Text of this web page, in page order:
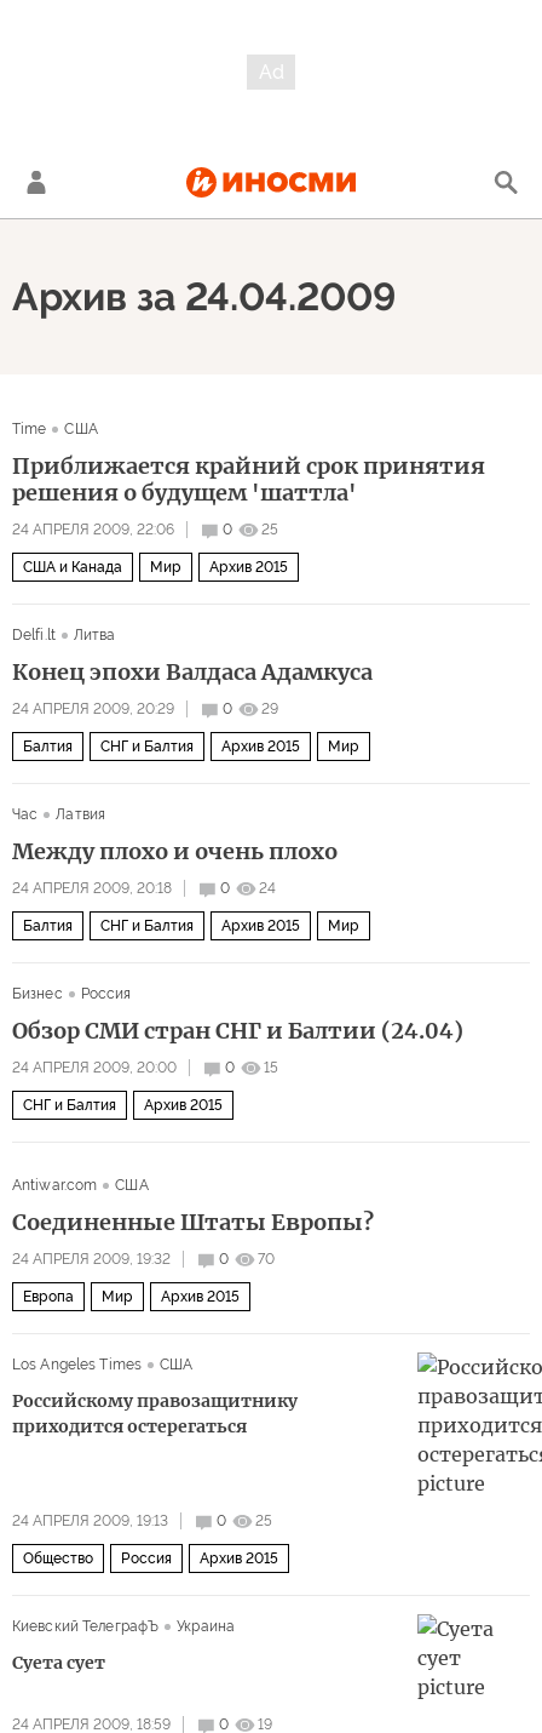
Архив за 24.04.2009
Time США
Приближается крайний срок принятия
решения о будущем 'шаттла'
24 АПРЕЛЯ 2009, 22:06 0 25
США и Канада Мир Архив 2015
Delfi.lt Литва
Конец эпохи Валдаса Адамкуса
24 АПРЕЛЯ 2009, 20:29 0 29
Балтия СНГ и Балтия Архив 2015 Мир
Час Латвия
Между плохо и очень плохо
24 АПРЕЛЯ 2009, 20:18 0 24
Балтия СНГ и Балтия Архив 2015 Мир
Бизнес Россия
Обзор СМИ стран СНГ и Балтии (24.04)
24 АПРЕЛЯ 2009, 20:00 0 15
СНГ и Балтия Архив 2015
Antiwar.com США
Соединенные Штаты Европы?
24 АПРЕЛЯ 2009, 19:32 0 70
Европа Мир Архив 2015
Los Angeles Times США
Российскому правозащитнику
приходится остерегаться
24 АПРЕЛЯ 2009, 19:13 0 25
Общество Россия Архив 2015
Киевский ТелеграфЪ Украина
Суета сует
24 АПРЕЛЯ 2009, 18:59 0 19